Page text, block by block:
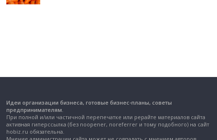
Идеи организации бизнеса, готовые бизнес-планы, советы
предпринимателям.
При полной и/или частичной перепечатке или рерайте материалов сайта
активная гиперссылка (без noopener, noreferrer и тому подобного) на сайт
hobiz.ru обязательна.